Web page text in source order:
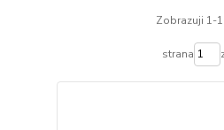
Zobrazuji 1-1
strana